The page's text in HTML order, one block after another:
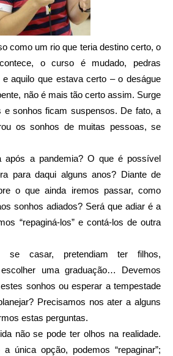
como um rio que teria destino certo, o
o curso é mudado, pedras
aquilo que estava certo – o deságue
não é mais tão certo assim. Surge
e sonhos ficam suspensos. De fato, a
os sonhos de muitas pessoas, se
após a pandemia? O que é possível
para daqui alguns anos? Diante de
o que ainda iremos passar, como
sonhos adiados? Será que adiar é a
“repaginá-los” e contá-los de outra
se casar, pretendiam ter filhos,
uma graduação… Devemos
sonhos ou esperar a tempestade
Precisamos nos ater a alguns
estas perguntas.
não se pode ter olhos na realidade.
única opção, podemos “repaginar”;